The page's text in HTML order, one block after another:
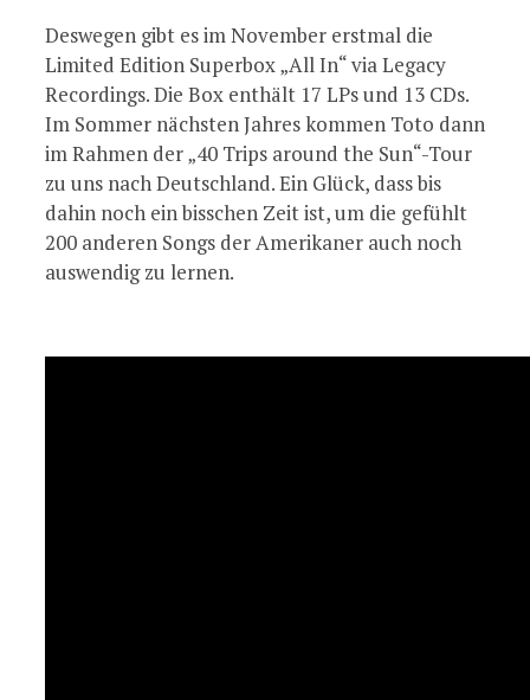
Deswegen gibt es im November erstmal die
Limited Edition Superbox „All In“ via Legacy
Recordings. Die Box enthält 17 LPs und 13 CDs.
Im Sommer nächsten Jahres kommen Toto dann
im Rahmen der „40 Trips around the Sun“-Tour
zu uns nach Deutschland. Ein Glück, dass bis
dahin noch ein bisschen Zeit ist, um die gefühlt
200 anderen Songs der Amerikaner auch noch
auswendig zu lernen.